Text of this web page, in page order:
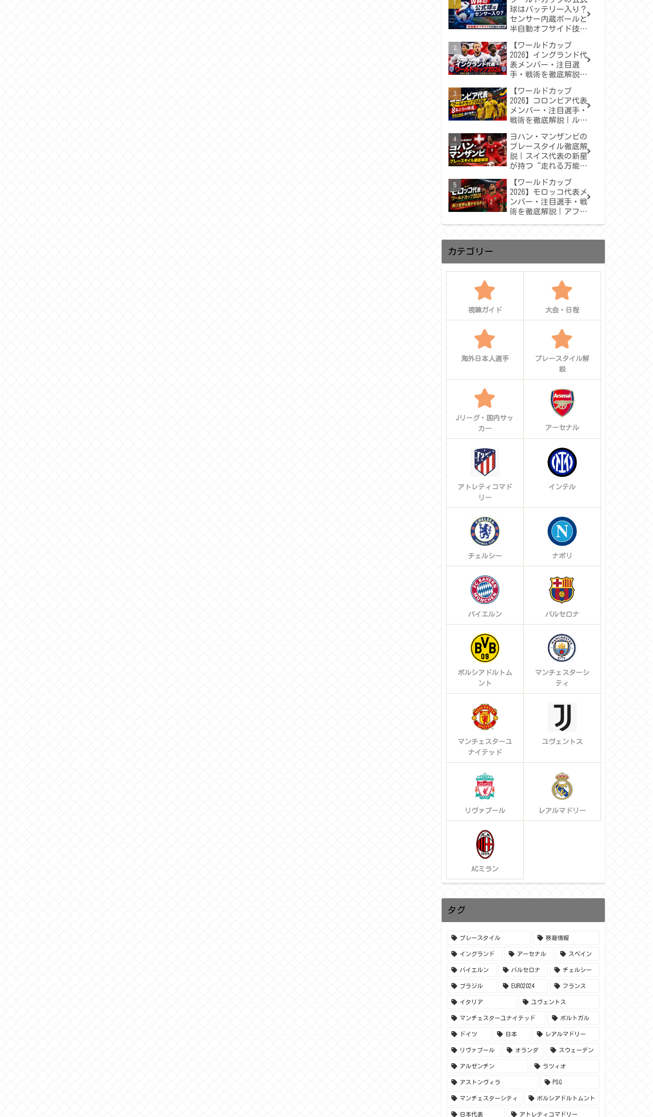
球はバッテリー入り？
センサー内蔵ボールと
半自動オフサイド技術
【ワールドカップ
2026】イングランド代
表メンバー・注目選
手・戦術を徹底解説｜
獅子軍団”は悲願の世
界一へ届くのか
【ワールドカップ
2026】コロンビア代表
メンバー・注目選手・
戦術を徹底解説｜ルイ
が導く“ロス・カフェ
テロス”の再出発
ヨハン・マンザンビの
プレースタイル徹底解
説｜スイス代表の新星
が持つ“走れる万能型
【ワールドカップ
2026】モロッコ代表メ
ンバー・注目選手・戦
術を徹底解説｜アフリ
子”は再び世界を驚か
カテゴリー
視聴ガイド 大会・日程
海外日本人選手
プレースタイル解
説
Jリーグ・国内サッ
カー
アーセナル
アトレティコマド
リー
インテル
チェルシー ナポリ
バイエルン バルセロナ
ボルシアドルトム
ント
マンチェスターシ
ティ
マンチェスターユ
ナイテッド
ユヴェントス
リヴァプール レアルマドリー
ACミラン
タグ
プレースタイル 移籍情報
イングランド アーセナル スペイン
バイエルン バルセロナ チェルシー
ブラジル EURO2024 フランス
イタリア ユヴェントス
マンチェスターユナイテッド ポルトガル
ドイツ 日本 レアルマドリー
リヴァプール オランダ スウェーデン
アルゼンチン ラツィオ
アストンヴィラ PSG
マンチェスターシティ ボルシアドルトムント
日本代表 アトレティコマドリー